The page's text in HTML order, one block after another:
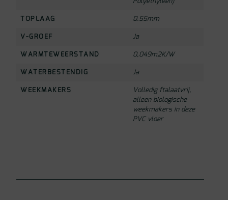
TOPLAAG
0.55mm
V-GROEF
Ja
WARMTEWEERSTAND
0,049m2K/W
WATERBESTENDIG
Ja
WEEKMAKERS
Volledig ftalaatvrij,
alleen biologische
weekmakers in deze
PVC vloer